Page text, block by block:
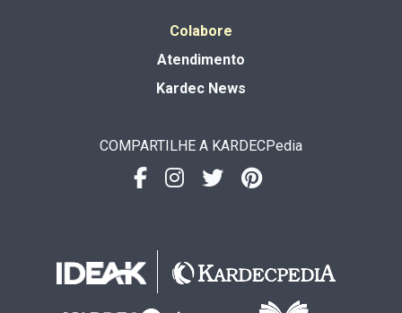
Colabore
Atendimento
Kardec News
COMPARTILHE A KARDECPedia